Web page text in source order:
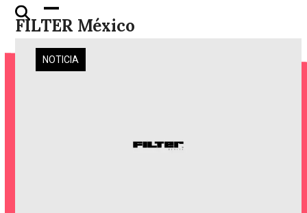
Skip
FILTER México
Open
mobile
menu
Close
mobile
menu
NOTICIA